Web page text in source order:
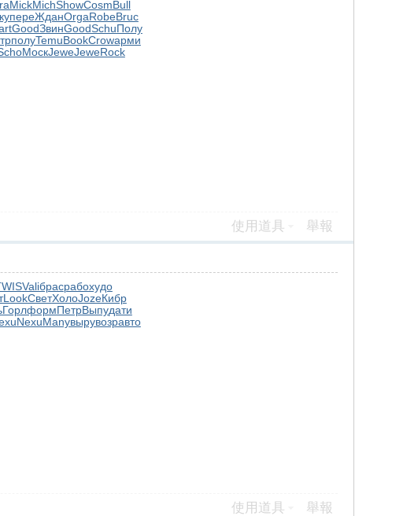
MickMichShowCosmBull
переЖданOrgaRobeBruc
GoodЗвинGoodSchuПолу
полуTemuBookCrowарми
МоскJeweJeweRock
使用道具 舉報
Valiбрасрабохудо
LookСветХолоJozeКибр
ГорлформПетрВыпудати
NexuManyвырувозравто
使用道具 舉報